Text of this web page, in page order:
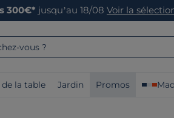
300€* jusqu’au 18/08 Voir la
vous ?
la table Jardin Promos